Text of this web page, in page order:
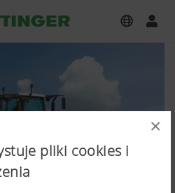
×
pliki cookies i